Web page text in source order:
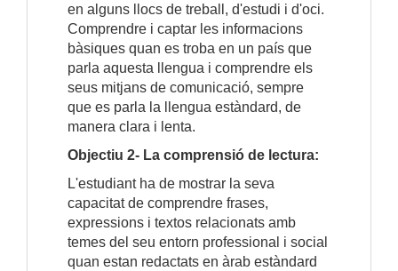
en alguns llocs de treball, d'estudi i d'oci.
Comprendre i captar les informacions
bàsiques quan es troba en un país que
parla aquesta llengua i comprendre els
seus mitjans de comunicació, sempre
que es parla la llengua estàndard, de
manera clara i lenta.
Objectiu 2- La comprensió de lectura:
L'estudiant ha de mostrar la seva
capacitat de comprendre frases,
expressions i textos relacionats amb
temes del seu entorn professional i social
quan estan redactats en àrab estàndard